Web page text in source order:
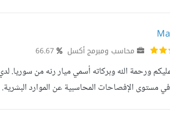
محاسب ومبرمج أكسل
ورحمة الله وبركاته أسمي ميار رنه من سوريا.